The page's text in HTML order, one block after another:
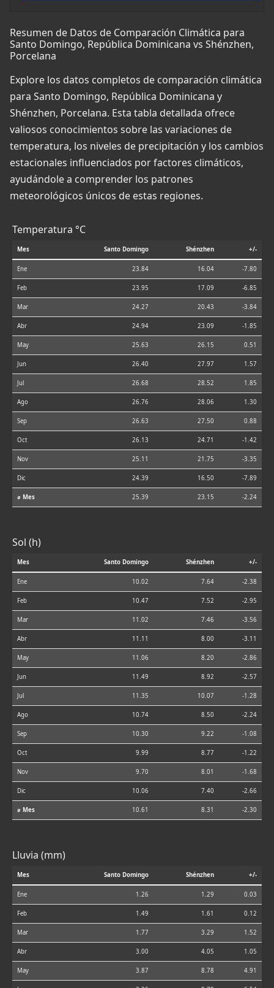
Resumen de Datos de Comparación Climática para
Santo Domingo, República Dominicana vs Shénzhen,
Porcelana
Explore los datos completos de comparación climática
para Santo Domingo, República Dominicana y
Shénzhen, Porcelana. Esta tabla detallada ofrece
valiosos conocimientos sobre las variaciones de
temperatura, los niveles de precipitación y los cambios
estacionales influenciados por factores climáticos,
ayudándole a comprender los patrones
meteorológicos únicos de estas regiones.
Temperatura °C
Mes Santo Domingo Shénzhen +/-
Ene 23.84 16.04 -7.80
Feb 23.95 17.09 -6.85
Mar 24.27 20.43 -3.84
Abr 24.94 23.09 -1.85
May 25.63 26.15 0.51
Jun 26.40 27.97 1.57
Jul 26.68 28.52 1.85
Ago 26.76 28.06 1.30
Sep 26.63 27.50 0.88
Oct 26.13 24.71 -1.42
Nov 25.11 21.75 -3.35
Dic 24.39 16.50 -7.89
⌀ Mes 25.39 23.15 -2.24
Sol (h)
Mes Santo Domingo Shénzhen +/-
Ene 10.02 7.64 -2.38
Feb 10.47 7.52 -2.95
Mar 11.02 7.46 -3.56
Abr 11.11 8.00 -3.11
May 11.06 8.20 -2.86
Jun 11.49 8.92 -2.57
Jul 11.35 10.07 -1.28
Ago 10.74 8.50 -2.24
Sep 10.30 9.22 -1.08
Oct 9.99 8.77 -1.22
Nov 9.70 8.01 -1.68
Dic 10.06 7.40 -2.66
⌀ Mes 10.61 8.31 -2.30
Lluvia (mm)
Mes Santo Domingo Shénzhen +/-
Ene 1.26 1.29 0.03
Feb 1.49 1.61 0.12
Mar 1.77 3.29 1.52
Abr 3.00 4.05 1.05
May 3.87 8.78 4.91